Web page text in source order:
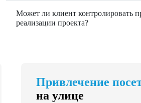
Может ли клиент контролировать
реализации проекта?
Привлечение
на улице